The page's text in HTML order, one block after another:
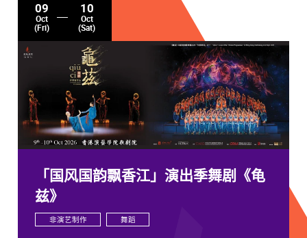
09
Oct
(Fri)
10
Oct
(Sat)
「国风国韵飘香江」演出季舞剧《龟
兹》
非演艺制作 舞蹈